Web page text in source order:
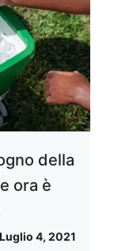
della
ora è
Luglio 4, 2021